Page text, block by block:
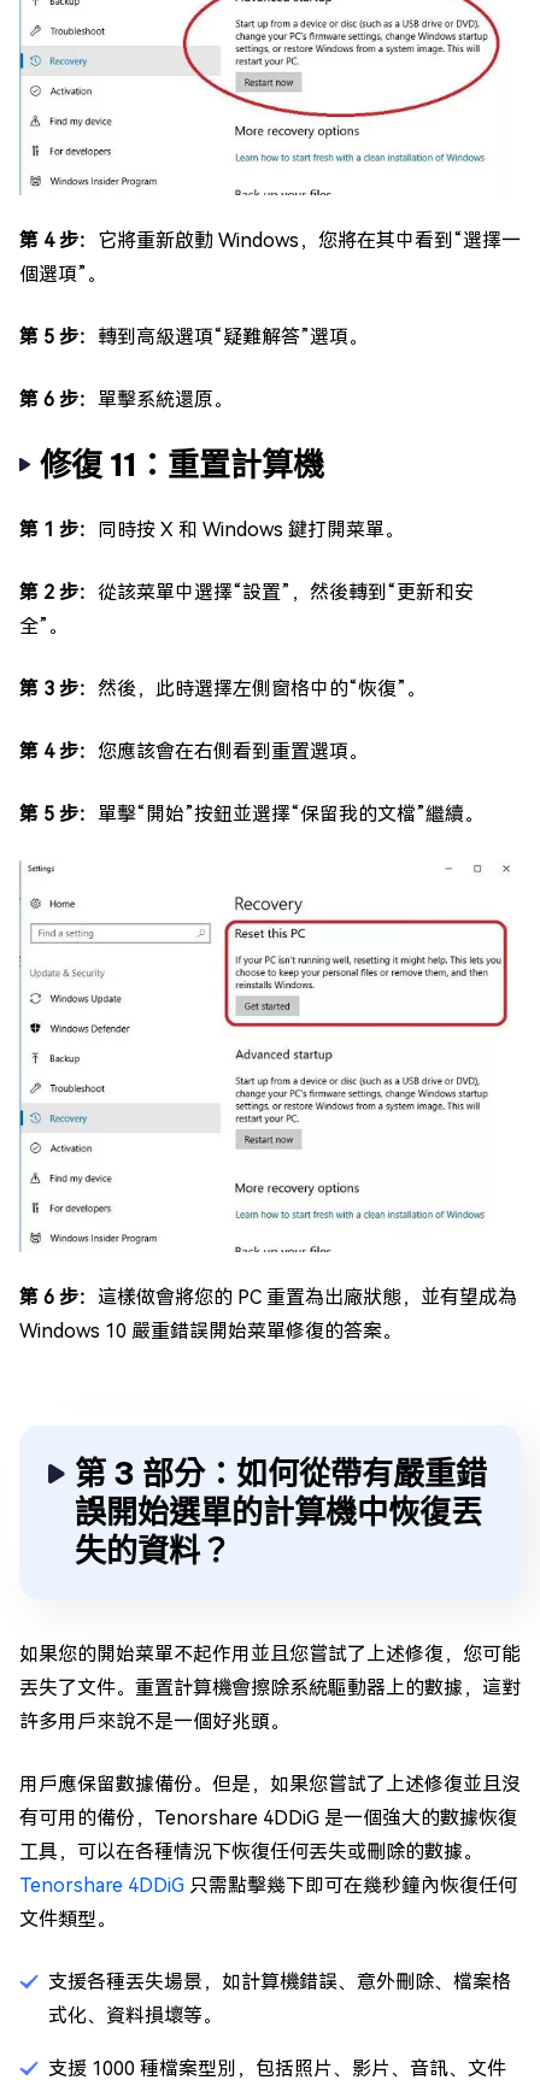
第 4 步： 它將重新啟動 Windows，您將在其中看到“選擇一
個選項”。
第 5 步： 轉到高級選項“疑難解答”選項。
第 6 步： 單擊系統還原。
修復 11：重置計算機
第 1 步： 同時按 X 和 Windows 鍵打開菜單。
第 2 步： 從該菜單中選擇“設置”，然後轉到“更新和安
全”。
第 3 步： 然後，此時選擇左側窗格中的“恢復”。
第 4 步： 您應該會在右側看到重置選項。
第 5 步： 單擊“開始”按鈕並選擇“保留我的文檔”繼續。
第 6 步： 這樣做會將您的 PC 重置為出廠狀態，並有望成為
Windows 10 嚴重錯誤開始菜單修復的答案。
第 3 部分：如何從帶有嚴重錯
誤開始選單的計算機中恢復丟
失的資料？
如果您的開始菜單不起作用並且您嘗試了上述修復，您可能
丟失了文件。重置計算機會擦除系統驅動器上的數據，這對
許多用戶來說不是一個好兆頭。
用戶應保留數據備份。但是，如果您嘗試了上述修復並且沒
有可用的備份，Tenorshare 4DDiG 是一個強大的數據恢復
工具，可以在各種情況下恢復任何丟失或刪除的數據。
Tenorshare 4DDiG 只需點擊幾下即可在幾秒鐘內恢復任何
文件類型。
支援各種丟失場景，如計算機錯誤、意外刪除、檔案格
式化、資料損壞等。
支援 1000 種檔案型別，包括照片、影片、音訊、文件